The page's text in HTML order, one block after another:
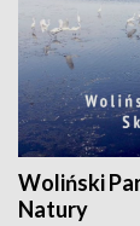
Woliński
Natury